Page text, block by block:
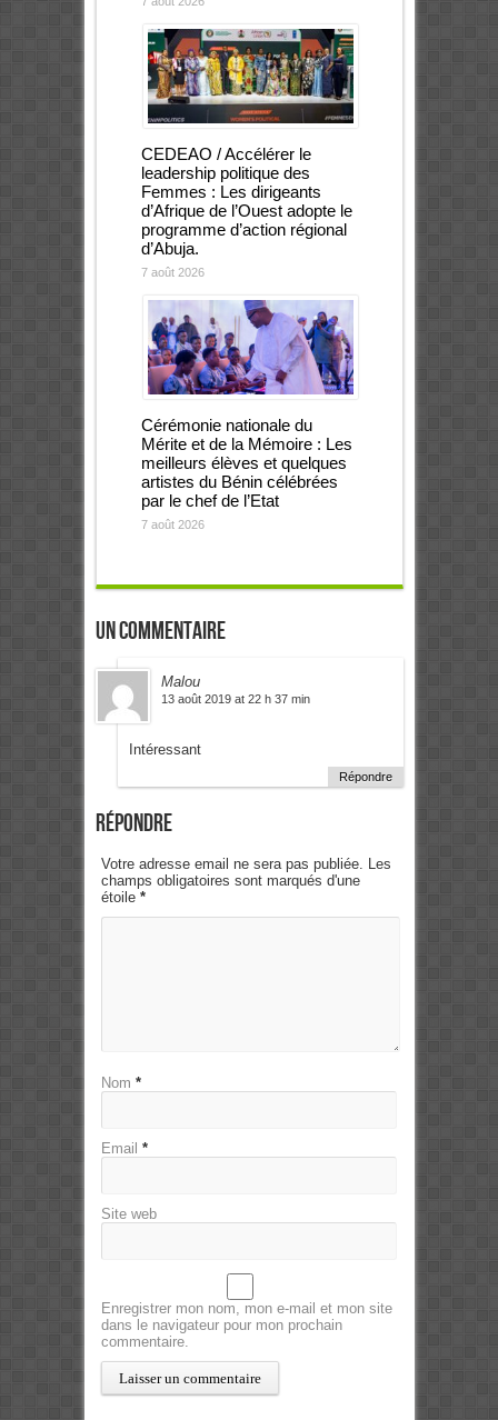
CEDEAO / Accélérer le
leadership politique des
Femmes : Les dirigeants
d’Afrique de l’Ouest adopte le
programme d’action régional
d’Abuja.
7 août 2026
Cérémonie nationale du
Mérite et de la Mémoire : Les
meilleurs élèves et quelques
artistes du Bénin célébrées
par le chef de l’Etat
7 août 2026
Un commentaire
Malou
13 août 2019 at 22 h 37 min
Intéressant
Répondre
Répondre
Votre adresse email ne sera pas publiée. Les
champs obligatoires sont marqués d'une
étoile *
Nom *
Email *
Site web
Enregistrer mon nom, mon e-mail et mon site
dans le navigateur pour mon prochain
commentaire.